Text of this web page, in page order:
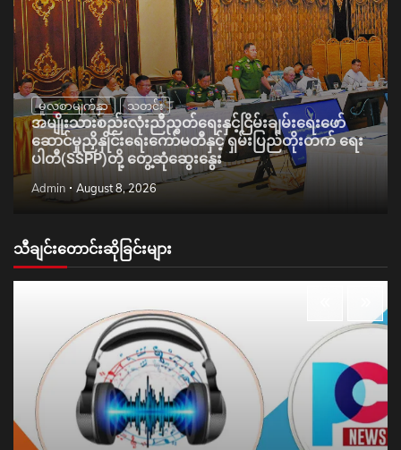
မူလစာမျက်နှာ သတင်း
အမျိုးသားစည်းလုံးညီညွတ်ရေးနှင့်ငြိမ်းချမ်းရေးဖော်
ဆောင်မှုညှိနှိုင်းရေးကော်မတီနှင့် ရှမ်းပြည်တိုးတက် ရေး
ပါတီ(SSPP)တို့ တွေ့ဆုံဆွေးနွေး
Admin August 8, 2026
သီချင်းတောင်းဆိုခြင်းများ